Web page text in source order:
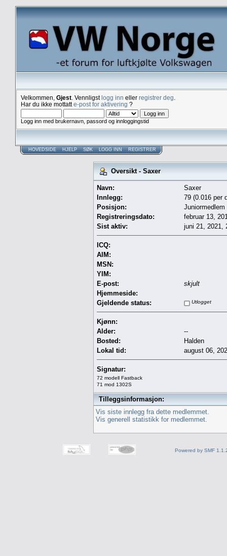
Velkommen, Gjest . Vennligstlogg inn eller registrer deg
Har du ikke mottatte-post for aktivering ?
Logg inn med brukernavn, passord og innloggingstid
HOVEDSIDE HJELP SØK LOGG INN REGISTRER
Oversikt - Saxer
Navn:
Saxer
Innlegg:
79 (0.016 per
Posisjon:
Juniormedlem
Registreringsdato:
februar 13,
Sist aktiv:
juni 21, 2021,
ICQ:
AIM:
MSN:
YIM:
E-post:
skjult
Hjemmeside:
Gjeldende status:
Utlogget
Kjønn:
Alder:
--
Bosted:
Halden
Lokal tid:
august 06,
Signatur:
72 modell Fastback
71 mod 1302S
Tilleggsinformasjon:
Vis siste innlegg fra dette medlemmet.
Vis generell statistikk for medlemmet.
Powered by SMF